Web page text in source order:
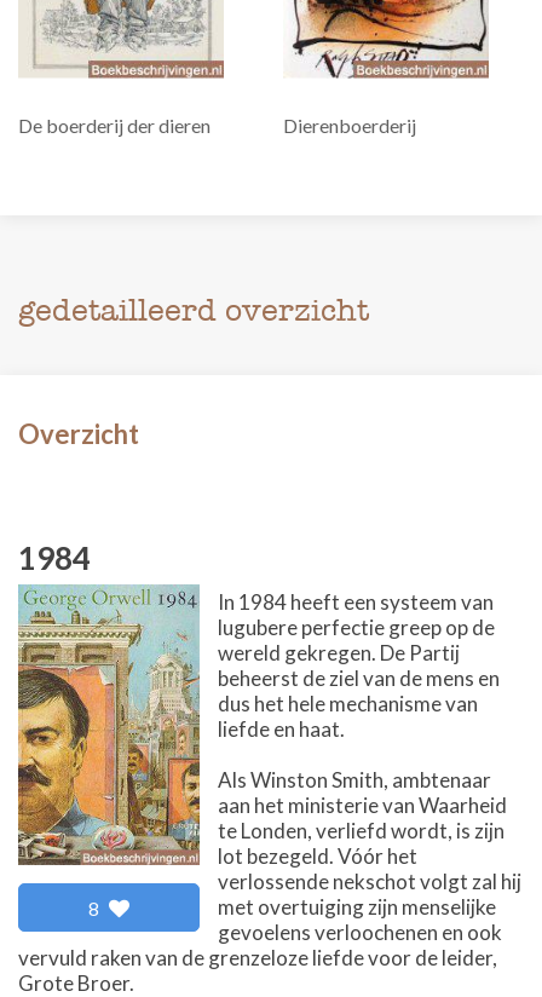
De boerderij der dieren Dierenboerderij
gedetailleerd overzicht
Overzicht
1984
8
In 1984 heeft een systeem van
lugubere perfectie greep op de
wereld gekregen. De Partij
beheerst de ziel van de mens en
dus het hele mechanisme van
liefde en haat.
Als Winston Smith, ambtenaar
aan het ministerie van Waarheid
te Londen, verliefd wordt, is zijn
lot bezegeld. Vóór het
verlossende nekschot volgt zal hij
met overtuiging zijn menselijke
gevoelens verloochenen en ook
vervuld raken van de grenzeloze liefde voor de leider,
Grote Broer.